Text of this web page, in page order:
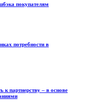
покупателям
потребности в
к партнерству – в основе